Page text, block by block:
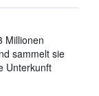
Millionen
sammelt sie
Unterkunft